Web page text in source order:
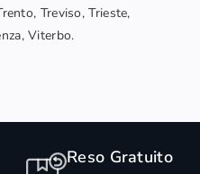
Treviso, Trieste,
Viterbo.
Reso Gratuito